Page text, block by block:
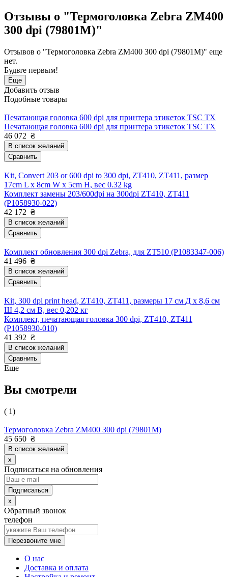
Отзывы о "Термоголовка Zebra ZM400
300 dpi (79801M)"
Отзывов о "Термоголовка Zebra ZM400 300 dpi (79801M)" еще
нет.
Будьте первым!
Еще
Добавить отзыв
Подобные товары
Печатающая головка 600 dpi для принтера этикеток TSC TX
Печатающая головка 600 dpi для принтера этикеток TSC TX
46 072 ₴
В список желаний
Сравнить
Kit, Convert 203 or 600 dpi to 300 dpi, ZT410, ZT411, размер
17cm L x 8cm W x 5cm H, вес 0.32 kg
Комплект замены 203/600dpi на 300dpi ZT410, ZT411
(P1058930-022)
42 172 ₴
В список желаний
Сравнить
Комплект обновления 300 dpi Zebra, для ZT510 (P1083347-006)
41 496 ₴
В список желаний
Сравнить
Kit, 300 dpi print head, ZT410, ZT411, размеры 17 см Д х 8,6 см
Ш 4,2 см В, вес 0,202 кг
Комплект, печатающая головка 300 dpi, ZT410, ZT411
(P1058930-010)
41 392 ₴
В список желаний
Сравнить
Еще
Вы смотрели
( 1)
Термоголовка Zebra ZM400 300 dpi (79801M)
45 650 ₴
В список желаний
x
Подписаться на обновления
x
Обратный звонок
телефон
Перезвоните мне
О нас
Доставка и оплата